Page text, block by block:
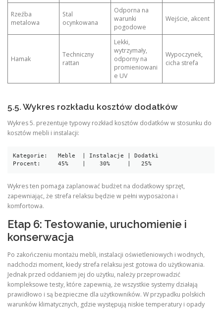
Rzeźba
metalowa
Stal
ocynkowana
Odporna na
warunki
pogodowe
Wejście, akcent
Hamak
Techniczny
rattan
Lekki,
wytrzymały,
odporny na
promieniowani
e UV
Wypoczynek,
cicha strefa
5.5. Wykres rozkładu kosztów dodatków
Wykres 5. prezentuje typowy rozkład kosztów dodatków w stosunku do
kosztów mebli i instalacji:
Kategorie:   Meble  | Instalacje | Dodatki
Wykres ten pomaga zaplanować budżet na dodatkowy sprzęt,
zapewniając, że strefa relaksu będzie w pełni wyposażona i
komfortowa.
Etap 6: Testowanie, uruchomienie i
konserwacja
Po zakończeniu montażu mebli, instalacji oświetleniowych i wodnych,
nadchodzi moment, kiedy strefa relaksu jest gotowa do użytkowania.
Jednak przed oddaniem jej do użytku, należy przeprowadzić
kompleksowe testy, które zapewnią, że wszystkie systemy działają
prawidłowo i są bezpieczne dla użytkowników. W przypadku polskich
warunków klimatycznych, gdzie występują niskie temperatury i opady